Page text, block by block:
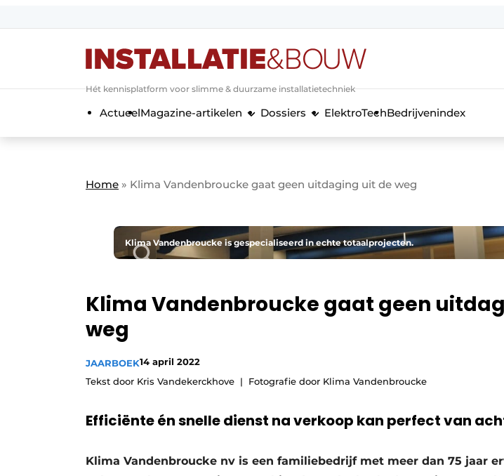
Algemene voorwaarden
Banner overzicht
BedrijvenAanmeldenBedankt voor de aanmelding
Bedrijven
Evenement aanmelden
Meest gelezen
Nieuwsbrief
Privacy / Cookie statement
Video’s
Hét kennisplatform voor slimme & duurzame installatietechniek
ActueelMagazine-artikelen Dossiers ElektroTechBedrijvenindex
Home » Klima Vandenbroucke gaat geen uitdaging uit de weg
Klima Vandenbroucke is gespecialiseerd in echte totaalprojecten.
Klima Vandenbroucke gaat geen
weg
JAARBOEK14 april 2022
Tekst door Kris Vandekerckhove
Fotografie door Klima Vandenbroucke
Efficiënte én snelle dienst na verkoop kan perfect van
Klima Vandenbroucke nv is een familiebedrijf met meer dan 75 jaar